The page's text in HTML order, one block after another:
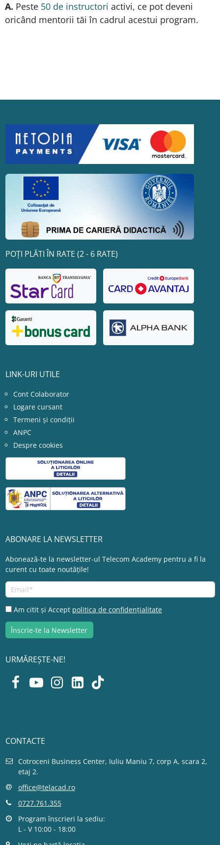
A. Peste 50 de instructori activi, ce pot deveni
oricând mentorii tăi în cadrul acestui program.
POȚI PLĂTI ÎN RATE (2 - 6 RATE)
LINK-URI UTILE
Cont Colaborator
Logare cursant
Termeni și condiții
ANPC
Despre cookies
ABONARE LA NEWSLETTER
Abonează-te la newsletter-ul Telecom Academy pentru a fi la
curent cu toate noutățile!
Am citit și Accept politica de confidențialitate
URMĂREȘTE-NE!
CONTACTE
Cotroceni Business Center, Iuliu Maniu 7, corp A, scara 2,
etaj 2.
office@telacad.ro
0727.761.355
Program înscrieri la sediu:
L - V 10:00 - 18:00